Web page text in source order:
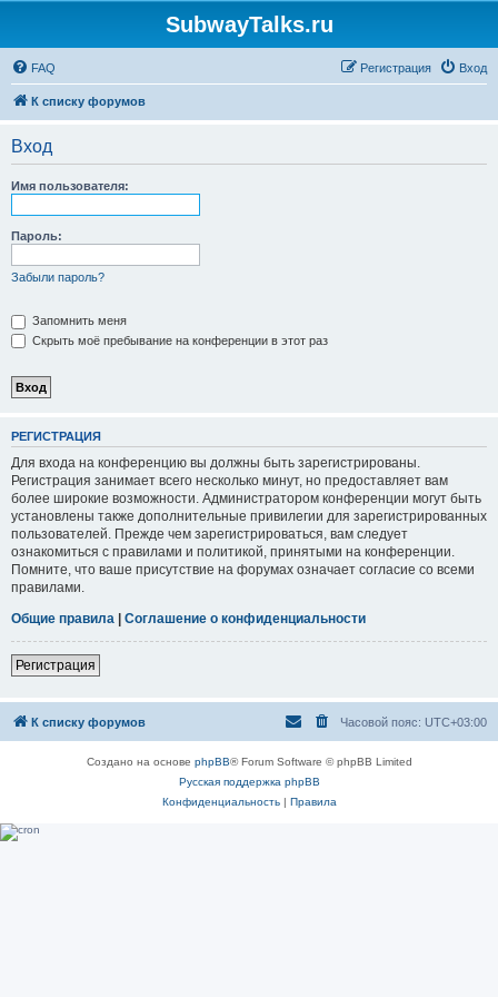
SubwayTalks.ru
FAQ Вход
Регистрация
К списку форумов
Вход
Имя пользователя:
Пароль:
Забыли пароль?
Запомнить меня
Скрыть моё пребывание на конференции в этот раз
РЕГИСТРАЦИЯ
Для входа на конференцию вы должны быть зарегистрированы.
Регистрация занимает всего несколько минут, но предоставляет вам
более широкие возможности. Администратором конференции могут быть
установлены также дополнительные привилегии для зарегистрированных
пользователей. Прежде чем зарегистрироваться, вам следует
ознакомиться с правилами и политикой, принятыми на конференции.
Помните, что ваше присутствие на форумах означает согласие со всеми
правилами.
Общие правила | Соглашение о конфиденциальности
Регистрация
К списку форумов Часовой пояс: UTC+03:00
Создано на основе phpBB® Forum Software © phpBB Limited
Русская поддержка phpBB
Конфиденциальность| Правила